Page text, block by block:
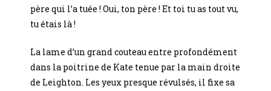
père qui l’a tuée ! Oui, ton père ! Et toi tu as tout vu,
tu étais là !
La lame d’un grand couteau entre profondément
dans la poitrine de Kate tenue par la main droite
de Leighton. Les yeux presque révulsés, il fixe sa